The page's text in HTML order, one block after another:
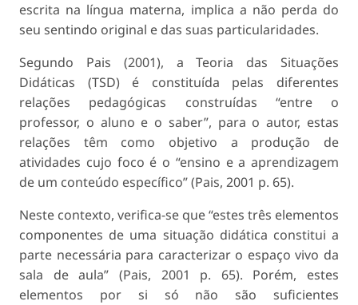
escrita na língua materna, implica a não perda do
seu sentindo original e das suas particularidades.
Segundo Pais (2001), a Teoria das Situações
Didáticas (TSD) é constituída pelas diferentes
relações pedagógicas construídas “entre o
professor, o aluno e o saber”, para o autor, estas
relações têm como objetivo a produção de
atividades cujo foco é o “ensino e a aprendizagem
de um conteúdo específico” (Pais, 2001 p. 65).
Neste contexto, verifica-se que “estes três elementos
componentes de uma situação didática constitui a
parte necessária para caracterizar o espaço vivo da
sala de aula” (Pais, 2001 p. 65). Porém, estes
elementos por si só não são suficientes